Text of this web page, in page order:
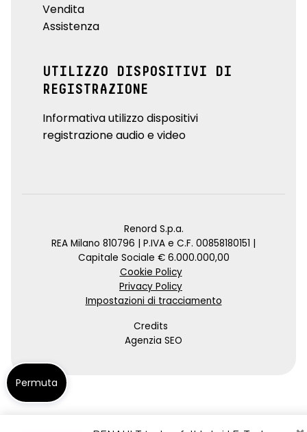
Vendita
Assistenza
UTILIZZO DISPOSITIVI DI
REGISTRAZIONE
Informativa utilizzo dispositivi
registrazione audio e video
Renord S.p.a.
REA Milano 810796 | P.IVA e C.F. 00858180151 |
Capitale Sociale € 6.000.000,00
Cookie Policy
Privacy Policy
Impostazioni di tracciamento
Credits
Agenzia SEO
Permuta